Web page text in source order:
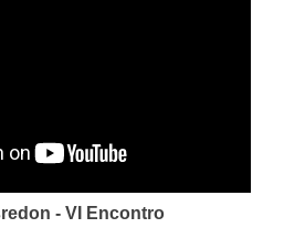
- VI Encontro